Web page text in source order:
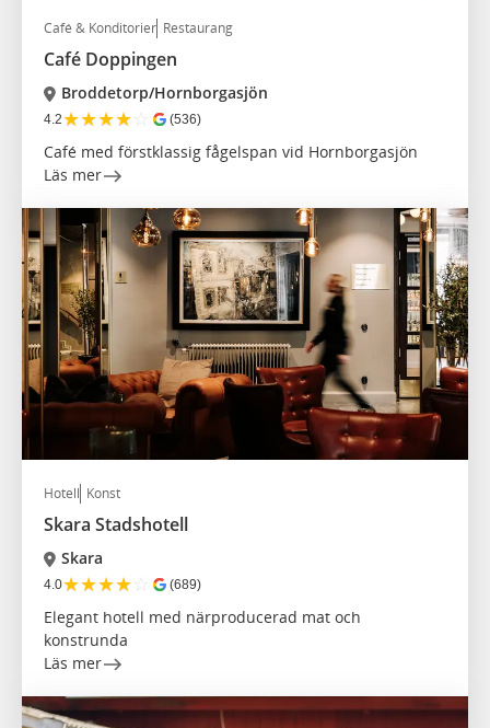
Café & Konditorier Restaurang
Café Doppingen
Broddetorp/Hornborgasjön
4.2★★★★☆ (536)
Café med förstklassig fågelspan vid Hornborgasjön
Läs mer
Hotell Konst
Skara Stadshotell
Skara
4.0★★★★☆ (689)
Elegant hotell med närproducerad mat och
konstrunda
Läs mer